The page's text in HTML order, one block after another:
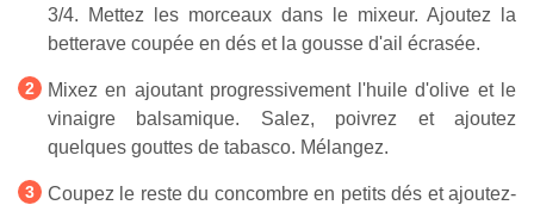
3/4. Mettez les morceaux dans le mixeur. Ajoutez la
betterave coupée en dés et la gousse d'ail écrasée.
Mixez en ajoutant progressivement l'huile d'olive et le
vinaigre balsamique. Salez, poivrez et ajoutez
quelques gouttes de tabasco. Mélangez.
Coupez le reste du concombre en petits dés et ajoutez-